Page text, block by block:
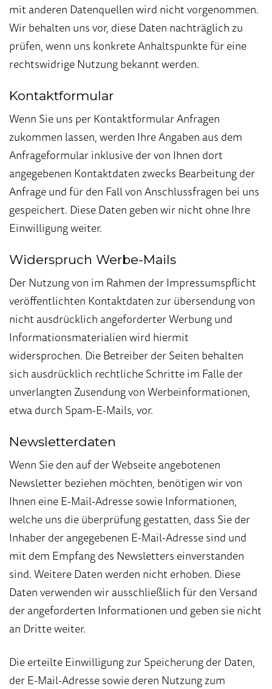
mit anderen Datenquellen wird nicht vorgenommen.
Wir behalten uns vor, diese Daten nachträglich zu
prüfen, wenn uns konkrete Anhaltspunkte für eine
rechtswidrige Nutzung bekannt werden.
Kontaktformular
Wenn Sie uns per Kontaktformular Anfragen
zukommen lassen, werden Ihre Angaben aus dem
Anfrageformular inklusive der von Ihnen dort
angegebenen Kontaktdaten zwecks Bearbeitung der
Anfrage und für den Fall von Anschlussfragen bei uns
gespeichert. Diese Daten geben wir nicht ohne Ihre
Einwilligung weiter.
Widerspruch Werbe-Mails
Der Nutzung von im Rahmen der Impressumspflicht
veröffentlichten Kontaktdaten zur übersendung von
nicht ausdrücklich angeforderter Werbung und
Informationsmaterialien wird hiermit
widersprochen. Die Betreiber der Seiten behalten
sich ausdrücklich rechtliche Schritte im Falle der
unverlangten Zusendung von Werbeinformationen,
etwa durch Spam-E-Mails, vor.
Newsletterdaten
Wenn Sie den auf der Webseite angebotenen
Newsletter beziehen möchten, benötigen wir von
Ihnen eine E-Mail-Adresse sowie Informationen,
welche uns die überprüfung gestatten, dass Sie der
Inhaber der angegebenen E-Mail-Adresse sind und
mit dem Empfang des Newsletters einverstanden
sind. Weitere Daten werden nicht erhoben. Diese
Daten verwenden wir ausschließlich für den Versand
der angeforderten Informationen und geben sie nicht
an Dritte weiter.
Die erteilte Einwilligung zur Speicherung der Daten,
der E-Mail-Adresse sowie deren Nutzung zum